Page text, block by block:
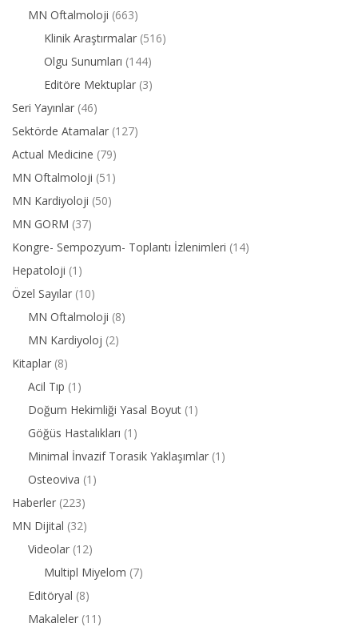
MN Oftalmoloji (663)
Klinik Araştırmalar (516)
Olgu Sunumları (144)
Editöre Mektuplar (3)
Seri Yayınlar (46)
Sektörde Atamalar (127)
Actual Medicine (79)
MN Oftalmoloji (51)
MN Kardiyoloji (50)
MN GORM (37)
Kongre- Sempozyum- Toplantı İzlenimleri (14)
Hepatoloji (1)
Özel Sayılar (10)
MN Oftalmoloji (8)
MN Kardiyoloj (2)
Kitaplar (8)
Acil Tıp (1)
Doğum Hekimliği Yasal Boyut (1)
Göğüs Hastalıkları (1)
Minimal İnvazif Torasik Yaklaşımlar (1)
Osteoviva (1)
Haberler (223)
MN Dijital (32)
Videolar (12)
Multipl Miyelom (7)
Editöryal (8)
Makaleler (11)